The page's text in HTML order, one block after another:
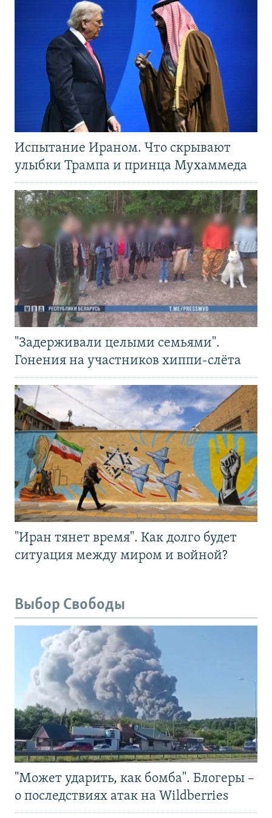
Испытание Ираном. Что скрывают
улыбки Трампа и принца Мухаммеда
"Задерживали целыми семьями".
Гонения на участников хиппи-слёта
"Иран тянет время". Как долго будет
ситуация между миром и войной?
Выбор Свободы
"Может ударить, как бомба". Блогеры –
о последствиях атак на Wildberries